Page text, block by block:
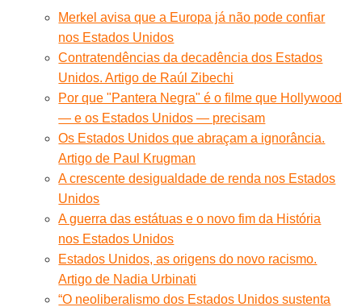
Merkel avisa que a Europa já não pode confiar
nos Estados Unidos
Contratendências da decadência dos Estados
Unidos. Artigo de Raúl Zibechi
Por que "Pantera Negra" é o filme que Hollywood
— e os Estados Unidos — precisam
Os Estados Unidos que abraçam a ignorância.
Artigo de Paul Krugman
A crescente desigualdade de renda nos Estados
Unidos
A guerra das estátuas e o novo fim da História
nos Estados Unidos
Estados Unidos, as origens do novo racismo.
Artigo de Nadia Urbinati
“O neoliberalismo dos Estados Unidos sustenta